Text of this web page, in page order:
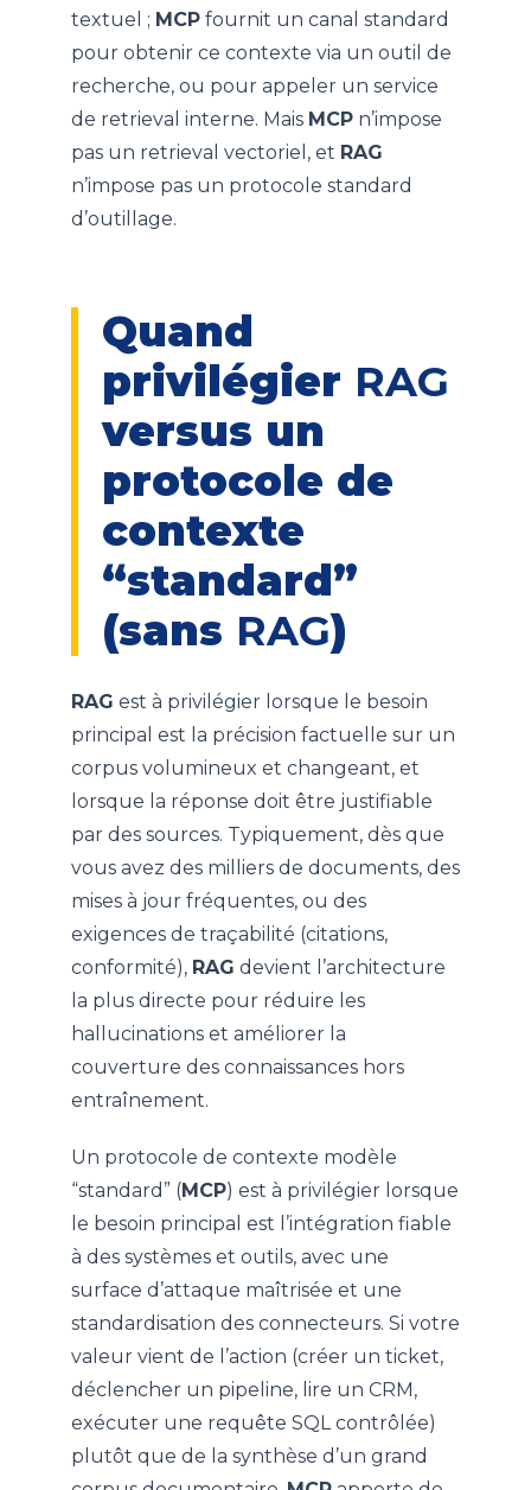
textuel ; MCP fournit un canal standard
pour obtenir ce contexte via un outil de
recherche, ou pour appeler un service
de retrieval interne. Mais MCP n’impose
pas un retrieval vectoriel, et RAG
n’impose pas un protocole standard
d’outillage.
Quand
privilégier RAG
versus un
protocole de
contexte
“standard”
(sans RAG)
RAG est à privilégier lorsque le besoin
principal est la précision factuelle sur un
corpus volumineux et changeant, et
lorsque la réponse doit être justifiable
par des sources. Typiquement, dès que
vous avez des milliers de documents, des
mises à jour fréquentes, ou des
exigences de traçabilité (citations,
conformité), RAG devient l’architecture
la plus directe pour réduire les
hallucinations et améliorer la
couverture des connaissances hors
entraînement.
Un protocole de contexte modèle
“standard” (MCP) est à privilégier lorsque
le besoin principal est l’intégration fiable
à des systèmes et outils, avec une
surface d’attaque maîtrisée et une
standardisation des connecteurs. Si votre
valeur vient de l’action (créer un ticket,
déclencher un pipeline, lire un CRM,
exécuter une requête SQL contrôlée)
plutôt que de la synthèse d’un grand